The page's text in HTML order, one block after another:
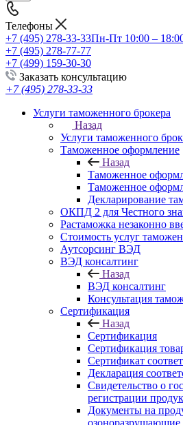
Телефоны
+7 (495) 278-33-33Пн-Пт 10:00 –
+7 (495) 278-77-77
+7 (499) 159-30-30
Заказать консультацию
+7 (495) 278-33-33
Услуги таможенного брокера
Назад
Услуги таможенного
Таможенное оформление
Назад
Таможенное
Таможенное
Декларирование
ОКПД 2 для Честного
Растаможка незаконно
Стоимость услуг
Аутсорсинг ВЭД
ВЭД консалтинг
Назад
ВЭД консалтинг
Консультация
Сертификация
Назад
Сертификация
Сертификация
Сертификат
Декларация
Свидетельство о
регистрации
Документы на
озоноразрушающие